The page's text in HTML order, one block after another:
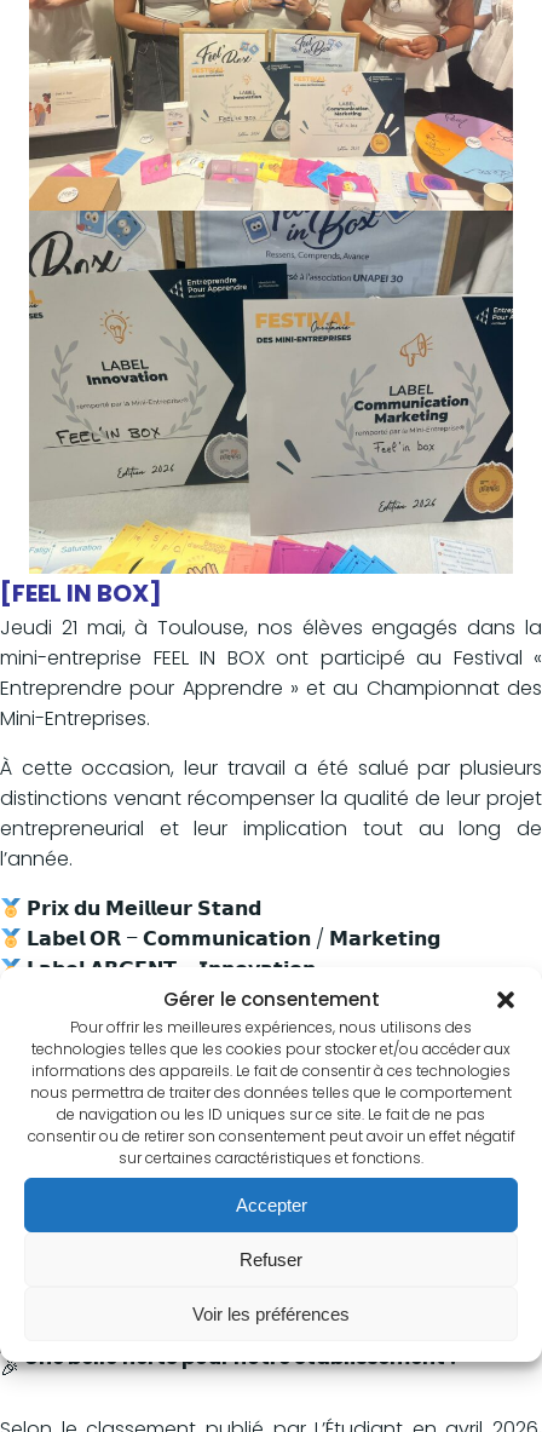
Gérer le consentement
Pour offrir les meilleures expériences, nous utilisons des
technologies telles que les cookies pour stocker et/ou accéder aux
informations des appareils. Le fait de consentir à ces technologies
nous permettra de traiter des données telles que le comportement
de navigation ou les ID uniques sur ce site. Le fait de ne pas
consentir ou de retirer son consentement peut avoir un effet négatif
sur certaines caractéristiques et fonctions.
Accepter
Refuser
Voir les préférences
[FEEL IN BOX]
Jeudi 21 mai, à Toulouse, nos élèves engagés dans la
mini-entreprise FEEL IN BOX ont participé au Festival «
Entreprendre pour Apprendre » et au Championnat des
Mini-Entreprises.
À cette occasion, leur travail a été salué par plusieurs
distinctions venant récompenser la qualité de leur projet
entrepreneurial et leur implication tout au long de
l’année.
𝗣𝗿𝗶𝘅 𝗱𝘂 𝗠𝗲𝗶𝗹𝗹𝗲𝘂𝗿 𝗦𝘁𝗮𝗻𝗱
𝗟𝗮𝗯𝗲𝗹 𝗢𝗥 – 𝗖𝗼𝗺𝗺𝘂𝗻𝗶𝗰𝗮𝘁𝗶𝗼𝗻 / 𝗠𝗮𝗿𝗸𝗲𝘁𝗶𝗻𝗴
𝗟𝗮𝗯𝗲𝗹 𝗔𝗥𝗚𝗘𝗡𝗧 – 𝗜𝗻𝗻𝗼𝘃𝗮𝘁𝗶𝗼𝗻
Ces récompenses mettent en avant les compétences
développées par les élèves dans des domaines variés
comme la gestion de projet, la communication, la
créativité, le travail collaboratif et l'esprit d’initiative.
Félicitations également à Rosales Angie, "Directrice
Générale" de FEEL IN BOX, qui a reçu le 𝗣𝗿𝗶𝘅 𝗱𝘂
𝗟𝗲𝗮𝗱𝗲𝗿𝘀𝗵𝗶𝗽, saluant son engagement, sa capacité à
fédérer son équipe et ses qualités de management.
[CLASSEMENT L'ETUDIANT]
Une belle fierté pour notre établissement !